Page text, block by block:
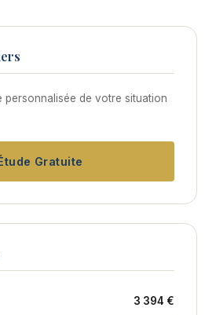
personnalisée de votre situation
Gratuite
3 394 €